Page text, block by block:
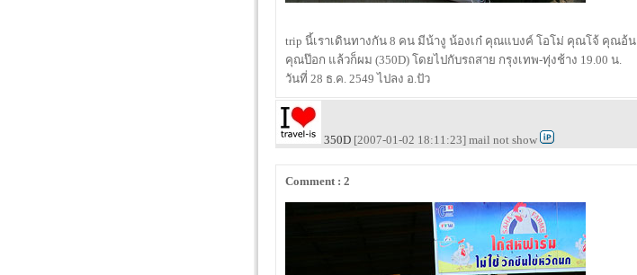
trip นี้เราเดินทางกัน 8 คน มีน้างู น้องเก๋ คุณแบงค์ โอโม่ คุณโจ้ คุณอ้น
คุณป๊อก แล้วก็ผม (350D) โดยไปกับรถสาย กรุงเทพ-ทุ่งช้าง 19.00 น.
วันที่ 28 ธ.ค. 2549 ไปลง อ.ปัว
350D [2007-01-02 18:11:23] mail not show
Comment : 2